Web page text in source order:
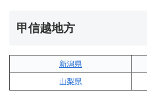
甲信越地方
新潟県
山梨県